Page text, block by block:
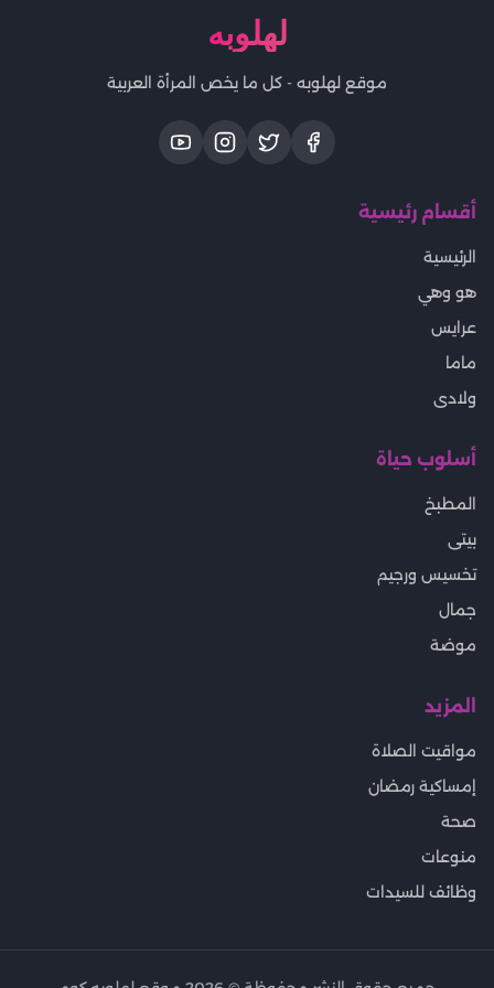
لهلوبه
موقع لهلوبه - كل ما يخص المرأة العربية
أقسام رئيسية
الرئيسية
هو وهي
عرايس
ماما
ولادى
أسلوب حياة
المطبخ
بيتى
تخسيس ورجيم
جمال
موضة
المزيد
مواقيت الصلاة
إمساكية رمضان
صحة
منوعات
وظائف للسيدات